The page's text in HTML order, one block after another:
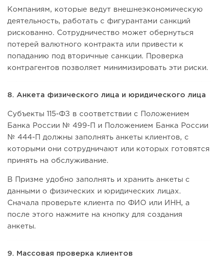
Компаниям, которые ведут внешнеэкономическую
деятельность, работать с фигурантами санкций
рискованно. Сотрудничество может обернуться
потерей валютного контракта или привести к
попаданию под вторичные санкции. Проверка
контрагентов позволяет минимизировать эти риски.
8. Анкета физического лица и юридического лица
Субъекты 115-ФЗ в соответствии с Положением
Банка России № 499-П и Положением Банка России
№ 444-П должны заполнять анкеты клиентов, с
которыми они сотрудничают или которых готовятся
принять на обслуживание.
В Призме удобно заполнять и хранить анкеты с
данными о физических и юридических лицах.
Сначала проверьте клиента по ФИО или ИНН, а
после этого нажмите на кнопку для создания
анкеты.
9. Массовая проверка клиентов